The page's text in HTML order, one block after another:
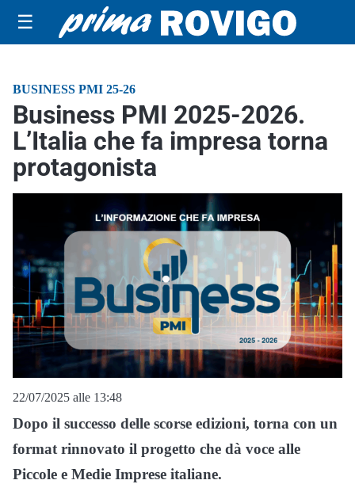
☰
BUSINESS PMI 25-26
Business PMI 2025-2026.
L’Italia che fa impresa torna
protagonista
22/07/2025 alle 13:48
Dopo il successo delle scorse edizioni, torna con un
format rinnovato il progetto che dà voce alle
Piccole e Medie Imprese italiane.